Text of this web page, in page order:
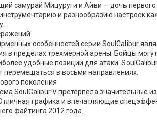
самурай Мицуруги и Айви — дочь
и разнообразию настроек
особенностей серии SoulCalibur
в пределах трехмерной арены. Бойцы могут
удобные позиции для атаки.
перемещаться в восьми направлениях.
поколения
SoulCalibur V претерпела значительные
графика и впечатляющие
файтинга 2012 года.